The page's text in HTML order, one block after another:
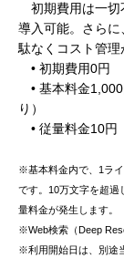
初期費用は一切
導入可能。さら
駄なくコスト管理
• 初期費用0円
• 基本料金
り）
• 従量料金10円
※基本料金内で、1ラ
です。10万文字を超過
量料金が発生します。
※Web検索（Deep
※利用開始日は、別途